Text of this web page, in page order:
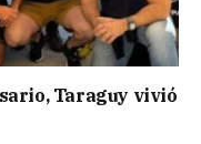
Taraguy vivió